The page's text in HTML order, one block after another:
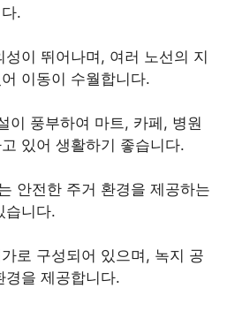
.
성이 뛰어나며, 여러 노선의 지
이동이 수월합니다.
이 풍부하여 마트, 카페, 병원
있어 생활하기 좋습니다.
안전한 주거 환경을 제공하는
습니다.
로 구성되어 있으며, 녹지 공
경을 제공합니다.